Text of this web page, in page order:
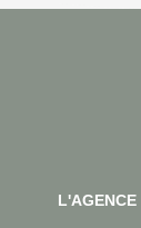
L'AGENCE